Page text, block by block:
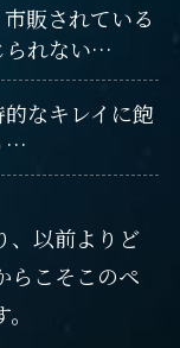
販されている
られない…
なキレイに飽
…
以前よりど
らこそこのペ